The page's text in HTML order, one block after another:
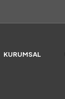
KURUMSAL